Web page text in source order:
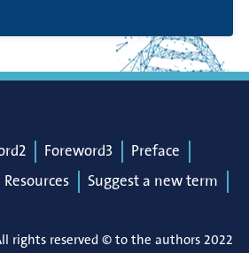
Foreword3
Preface
Resources
Suggest a new term
rights reserved © to the authors 2022